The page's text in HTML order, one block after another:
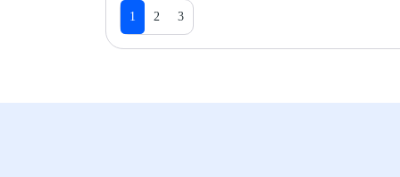
1 2 3